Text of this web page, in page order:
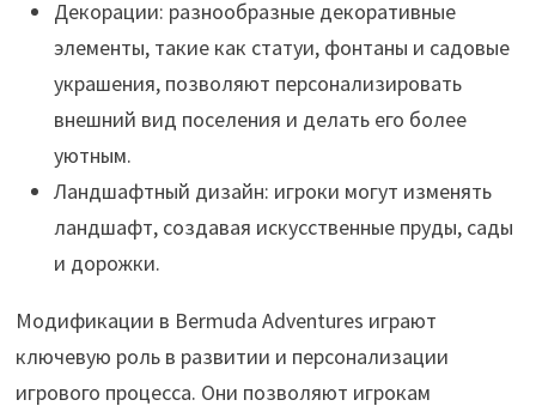
Декорации: разнообразные декоративные
элементы, такие как статуи, фонтаны и садовые
украшения, позволяют персонализировать
внешний вид поселения и делать его более
уютным.
Ландшафтный дизайн: игроки могут изменять
ландшафт, создавая искусственные пруды, сады
и дорожки.
Модификации в Bermuda Adventures играют
ключевую роль в развитии и персонализации
игрового процесса. Они позволяют игрокам